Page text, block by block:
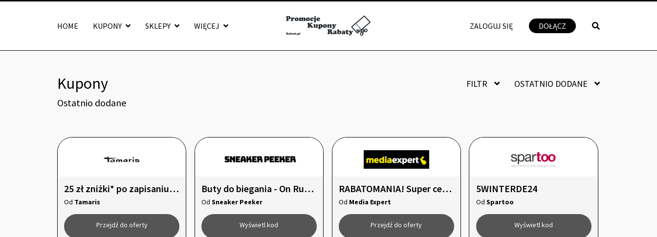
HOME KUPONY SKLEPY WIĘCEJ ZALOGUJ SIĘ DOŁĄCZ
Kupony OSTATNIO DODANE
FILTR
Ostatnio dodane
25 zł zniżki* po zapisaniu się do naszego newslettera!
Od Tamaris
Przejdź do oferty
Buty do biegania - On Running -18%
Od Sneaker Peeker
Wyświetl kod
RABATOMANIA! Super ceny z kodem!
Od Media Expert
Przejdź do oferty
5WINTERDE24
Od Spartoo
Wyświetl kod